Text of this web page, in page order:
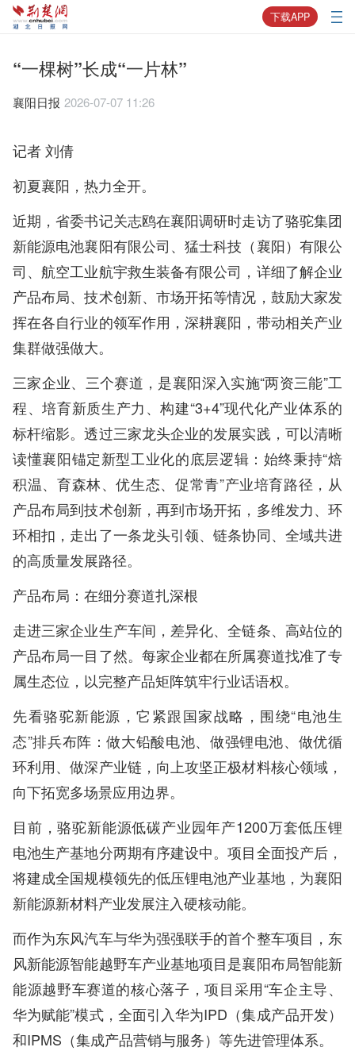
下载APP
“一棵树”长成“一片林”
襄阳日报 2026-07-07 11:26
记者 刘倩
初夏襄阳，热力全开。
近期，省委书记关志鸥在襄阳调研时走访了骆驼集团
新能源电池襄阳有限公司、猛士科技（襄阳）有限公
司、航空工业航宇救生装备有限公司，详细了解企业
产品布局、技术创新、市场开拓等情况，鼓励大家发
挥在各自行业的领军作用，深耕襄阳，带动相关产业
集群做强做大。
三家企业、三个赛道，是襄阳深入实施“两资三能”工
程、培育新质生产力、构建“3+4”现代化产业体系的
标杆缩影。透过三家龙头企业的发展实践，可以清晰
读懂襄阳锚定新型工业化的底层逻辑：始终秉持“焙
积温、育森林、优生态、促常青”产业培育路径，从
产品布局到技术创新，再到市场开拓，多维发力、环
环相扣，走出了一条龙头引领、链条协同、全域共进
的高质量发展路径。
产品布局：在细分赛道扎深根
走进三家企业生产车间，差异化、全链条、高站位的
产品布局一目了然。每家企业都在所属赛道找准了专
属生态位，以完整产品矩阵筑牢行业话语权。
先看骆驼新能源，它紧跟国家战略，围绕“电池生
态”排兵布阵：做大铅酸电池、做强锂电池、做优循
环利用、做深产业链，向上攻坚正极材料核心领域，
向下拓宽多场景应用边界。
目前，骆驼新能源低碳产业园年产1200万套低压锂
电池生产基地分两期有序建设中。项目全面投产后，
将建成全国规模领先的低压锂电池产业基地，为襄阳
新能源新材料产业发展注入硬核动能。
而作为东风汽车与华为强强联手的首个整车项目，东
风新能源智能越野车产业基地项目是襄阳布局智能新
能源越野车赛道的核心落子，项目采用“车企主导、
华为赋能”模式，全面引入华为IPD（集成产品开发）
和IPMS（集成产品营销与服务）等先进管理体系。